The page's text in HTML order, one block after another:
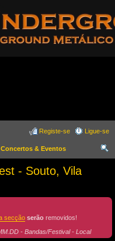
Ligue-se
Registe-se
Concertos & Eventos
- Souto, Vila
secção serão removidos!
- Bandas/Festival - Local